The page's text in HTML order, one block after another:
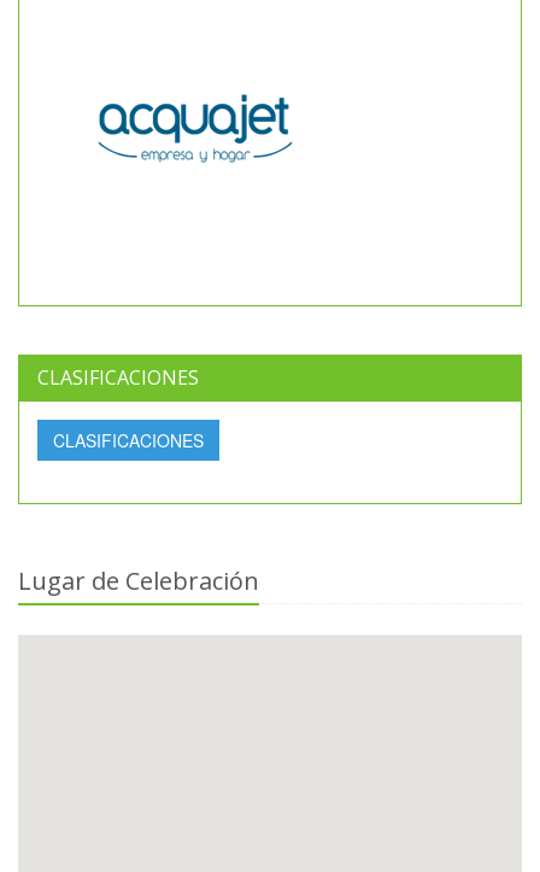
CLASIFICACIONES
CLASIFICACIONES
Lugar de Celebración